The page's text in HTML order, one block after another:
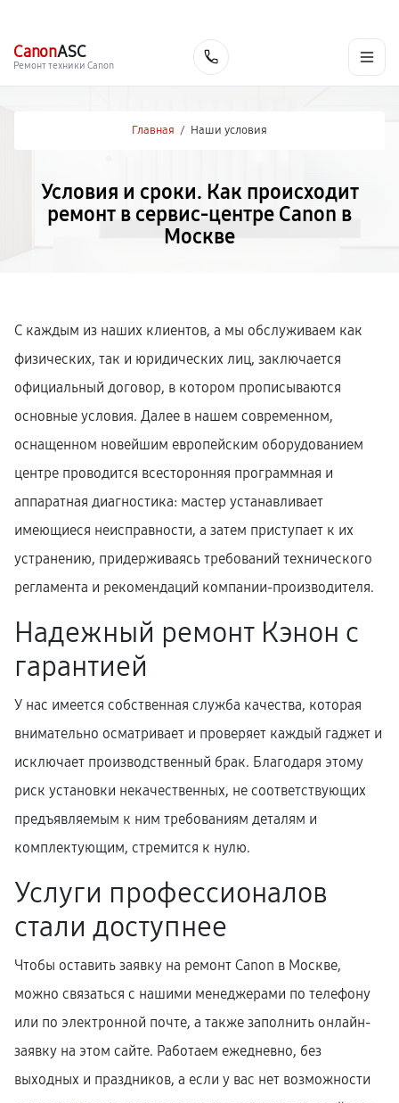
CanonASC
Ремонт техники Canon
Главная / Наши условия
Условия и сроки. Как происходит
ремонт в сервис-центре Canon в
Москве
С каждым из наших клиентов, а мы обслуживаем как
физических, так и юридических лиц, заключается
официальный договор, в котором прописываются
основные условия. Далее в нашем современном,
оснащенном новейшим европейским оборудованием
центре проводится всесторонняя программная и
аппаратная диагностика: мастер устанавливает
имеющиеся неисправности, а затем приступает к их
устранению, придерживаясь требований технического
регламента и рекомендаций компании-производителя.
Надежный ремонт Кэнон с
гарантией
У нас имеется собственная служба качества, которая
внимательно осматривает и проверяет каждый гаджет и
исключает производственный брак. Благодаря этому
риск установки некачественных, не соответствующих
предъявляемым к ним требованиям деталям и
комплектующим, стремится к нулю.
Услуги профессионалов
стали доступнее
Чтобы оставить заявку на ремонт Canon в Москве,
можно связаться с нашими менеджерами по телефону
или по электронной почте, а также заполнить онлайн-
заявку на этом сайте. Работаем ежедневно, без
выходных и праздников, а если у вас нет возможности